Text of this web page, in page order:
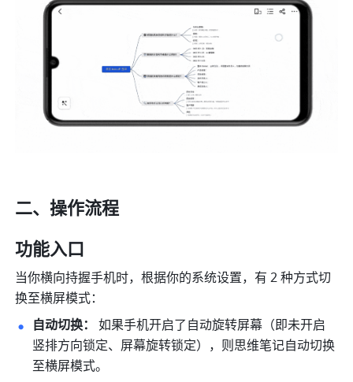
二、操作流程
功能入口
当你横向持握手机时，根据你的系统设置，有 2 种方式切
换至横屏模式：
自动切换： 如果手机开启了自动旋转屏幕（即未开启
竖排方向锁定、屏幕旋转锁定），则思维笔记自动切换
至横屏模式。